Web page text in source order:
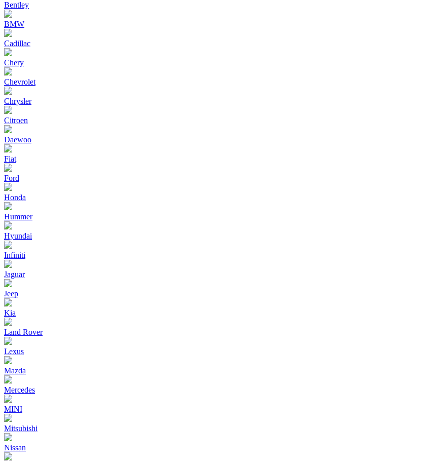
Bentley
BMW
Cadillac
Chery
Chevrolet
Chrysler
Citroen
Daewoo
Fiat
Ford
Honda
Hummer
Hyundai
Infiniti
Jaguar
Jeep
Kia
Land Rover
Lexus
Mazda
Mercedes
MINI
Mitsubishi
Nissan